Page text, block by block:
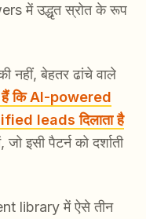
में उद्धृत स्रोत के रूप
नहीं, बेहतर ढांचे वाले
कि AI-powered
leads दिलाता है
पैटर्न को दर्शाती
library में ऐसे तीन